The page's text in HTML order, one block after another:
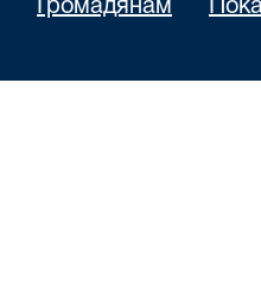
Громадянам